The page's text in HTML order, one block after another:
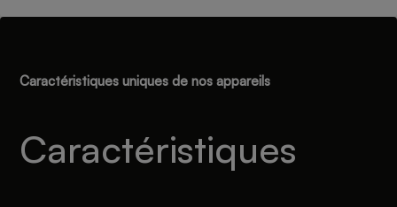
Caractéristiques uniques de nos appareils
Caractéristiques